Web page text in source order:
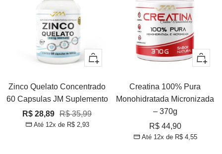
Adicionar
Zinco Quelato Concentrado
60 Capsulas JM Suplemento
Preço
promocional
R$ 28,89 Preço
normal
R$ 35,99
Até 12x de R$ 2,93
Creatina 100% Pura
Monohidratada Micronizada
– 370g
Preço
promocional
R$ 44,90
Até 12x de R$ 4,55